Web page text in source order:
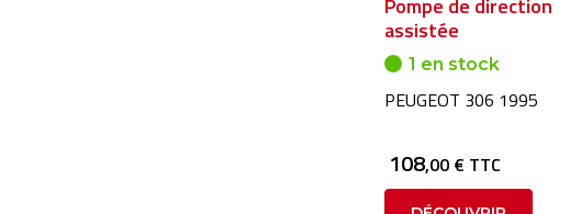
Pompe de direction
assistée
1 en stock
PEUGEOT 306 1995
108,00 € TTC